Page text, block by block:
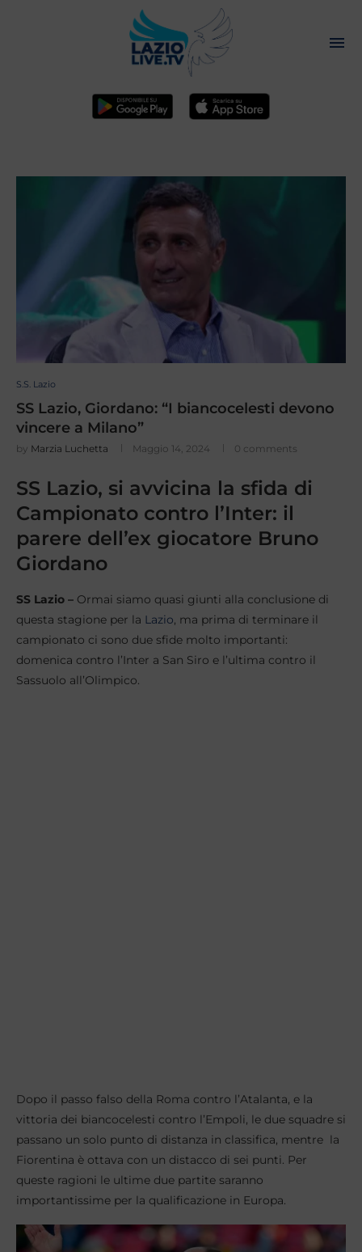
S.S. Lazio
SS Lazio, Giordano: “I biancocelesti devono
vincere a Milano”
by Marzia Luchetta Maggio 14, 2024 0 comments
SS Lazio, si avvicina la sfida di
Campionato contro l’Inter: il
parere dell’ex giocatore Bruno
Giordano
SS Lazio – Ormai siamo quasi giunti alla conclusione di
questa stagione per la Lazio , ma prima di terminare il
campionato ci sono due sfide molto importanti:
domenica contro l’Inter a San Siro e l’ultima contro il
Sassuolo all’Olimpico.
Dopo il passo falso della Roma contro l’Atalanta, e la
vittoria dei biancocelesti contro l’Empoli, le due squadre si
passano un solo punto di distanza in classifica, mentre la
Fiorentina è ottava con un distacco di sei punti. Per
queste ragioni le ultime due partite saranno
importantissime per la qualificazione in Europa.